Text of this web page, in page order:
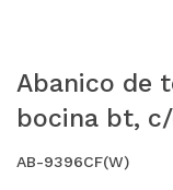
Abanico de
bocina bt,
AB-9396CF(W)